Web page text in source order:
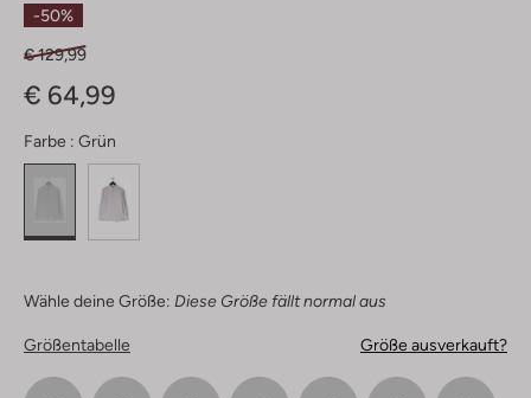
-50%
€ 129,99
€ 64,99
Farbe : Grün
Wähle deine Größe: Diese Größe fällt normal aus
Größentabelle Größe ausverkauft?